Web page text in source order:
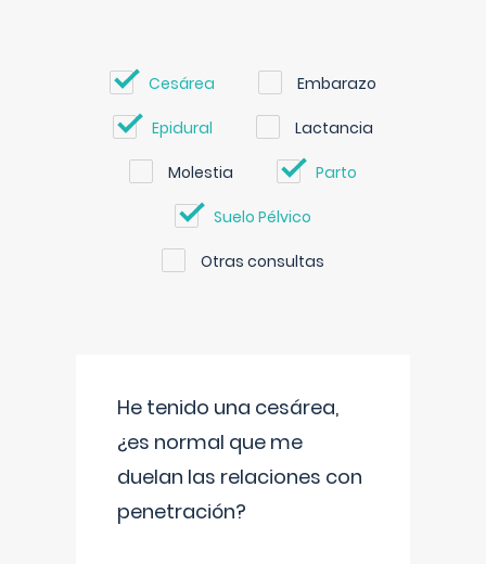
Cesárea Embarazo
Epidural Lactancia
Molestia Parto
Suelo Pélvico
Otras consultas
He tenido una cesárea,
¿es normal que me
duelan las relaciones con
penetración?